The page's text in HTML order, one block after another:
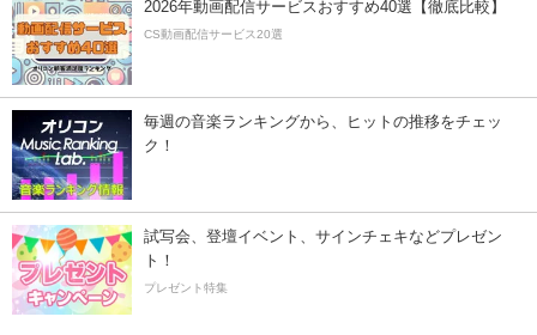
2026年動画配信サービスおすすめ40選【徹底比較】
CS動画配信サービス20選
毎週の音楽ランキングから、ヒットの推移をチェッ
ク！
試写会、登壇イベント、サインチェキなどプレゼン
ト！
プレゼント特集